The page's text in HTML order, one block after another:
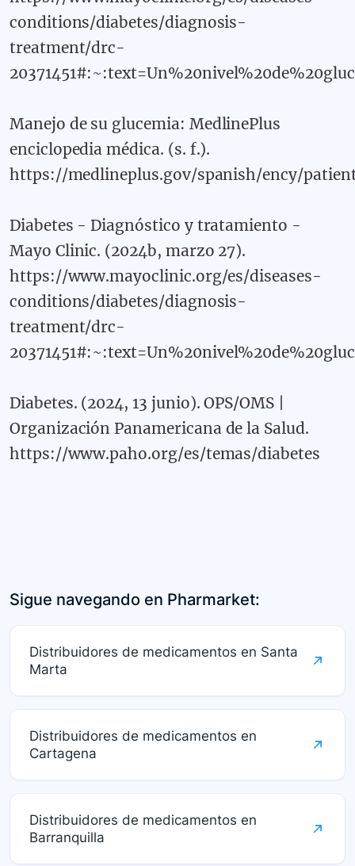
conditions/diabetes/diagnosis-
treatment/drc-
Manejo de su glucemia: MedlinePlus
enciclopedia médica. (s. f.).
https://medlineplus.gov/spanish/ency/
Diabetes - Diagnóstico y tratamiento -
Mayo Clinic. (2024b, marzo 27).
https://www.mayoclinic.org/es/diseases-
conditions/diabetes/diagnosis-
treatment/drc-
Diabetes. (2024, 13 junio). OPS/OMS |
Organización Panamericana de la Salud.
https://www.paho.org/es/temas/diabetes
Sigue navegando en Pharmarket:
Distribuidores de medicamentos en Santa
Marta
Distribuidores de medicamentos en
Cartagena
Distribuidores de medicamentos en
Barranquilla